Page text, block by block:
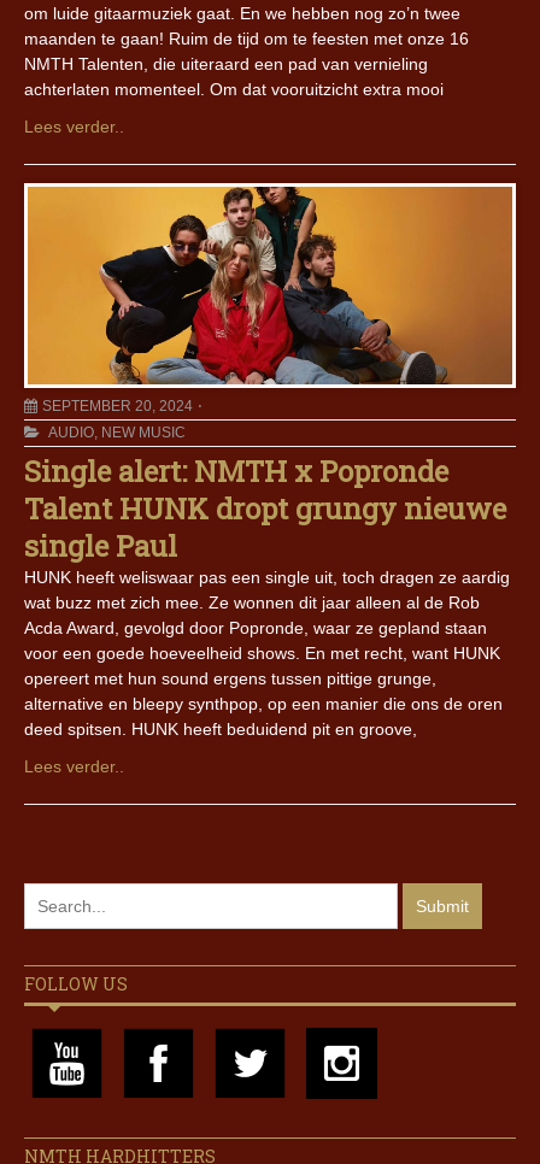
om luide gitaarmuziek gaat. En we hebben nog zo’n twee
maanden te gaan! Ruim de tijd om te feesten met onze 16
NMTH Talenten, die uiteraard een pad van vernieling
achterlaten momenteel. Om dat vooruitzicht extra mooi
Lees verder..
SEPTEMBER 20, 2024
AUDIO, NEW MUSIC
Single alert: NMTH x Popronde
Talent HUNK dropt grungy nieuwe
single Paul
HUNK heeft weliswaar pas een single uit, toch dragen ze aardig
wat buzz met zich mee. Ze wonnen dit jaar alleen al de Rob
Acda Award, gevolgd door Popronde, waar ze gepland staan
voor een goede hoeveelheid shows. En met recht, want HUNK
opereert met hun sound ergens tussen pittige grunge,
alternative en bleepy synthpop, op een manier die ons de oren
deed spitsen. HUNK heeft beduidend pit en groove,
Lees verder..
FOLLOW US
NMTH HARDHITTERS